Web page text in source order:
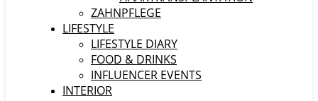
ZAHNPFLEGE
LIFESTYLE
LIFESTYLE DIARY
FOOD & DRINKS
INFLUENCER EVENTS
INTERIOR